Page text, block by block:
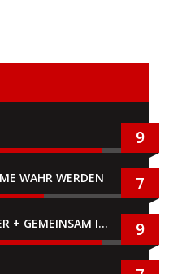
9
WAHR WERDEN 7
SUPER MARIO BROS. WONDER + GEMEINSAM IM BELLABEL-PARK 9